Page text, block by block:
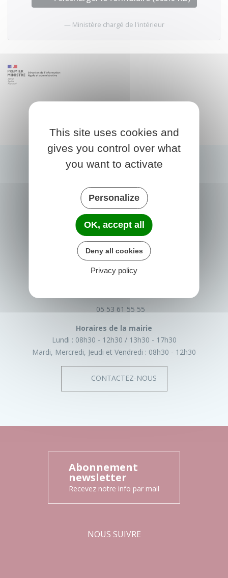
Ministère chargé de l'intérieur
PRIGONRIEUX
1 Place du Groupe Loiseau
05 53 61 55 55
Horaires de la mairie
Lundi : 08h30 - 12h30
13h30 - 17h30
Mardi, Mercredi, Jeudi et Vendredi : 08h30 - 12h30
CONTACTEZ-NOUS
Abonnement
newsletter
Recevez notre info par mail
NOUS SUIVRE
This site uses cookies and
gives you control over what
you want to activate
Personalize
OK, accept all
Deny all cookies
Privacy policy